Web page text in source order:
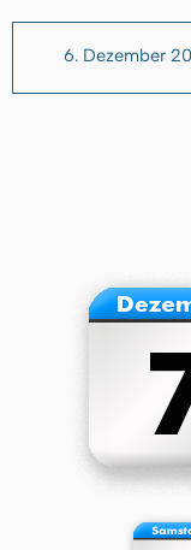
6. Dezember